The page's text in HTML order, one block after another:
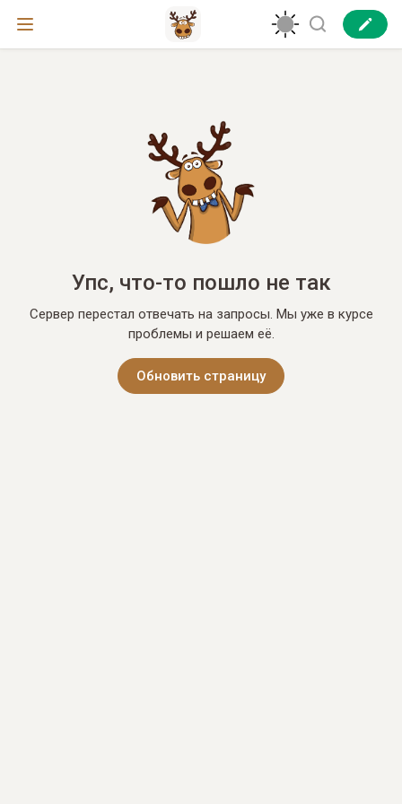
Упс, что-то пошло не так
Сервер перестал отвечать на запросы. Мы уже в курсе
проблемы и решаем её.
Обновить страницу